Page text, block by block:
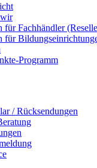
für Fachhändler
für
Programm
/ Rücksendungen